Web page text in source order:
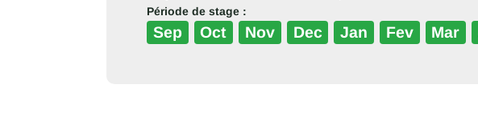
Période de stage :
Sep Oct Nov Dec Jan Fev Mar